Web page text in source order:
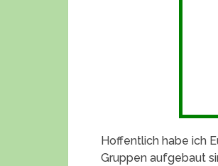
Hoffentlich habe ich
Gruppen aufgebaut